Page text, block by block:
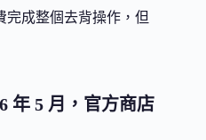
完成整個去背操作，但
年 5 月，官方商店